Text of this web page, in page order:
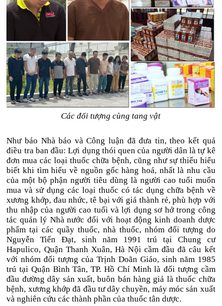
Các đối tượng cùng tang vật
Như báo Nhà báo và Công luận đã đưa tin, theo kết quả
điều tra ban đầu: Lợi dụng thói quen của người dân là tự kê
đơn mua các loại thuốc chữa bệnh, cũng như sự thiếu hiểu
biết khi tìm hiểu về nguồn gốc hàng hoá, nhất là nhu cầu
của một bộ phận người tiêu dùng là người cao tuổi muốn
mua và sử dụng các loại thuốc có tác dụng chữa bệnh về
xương khớp, đau nhức, tê bại với giá thành rẻ, phù hợp với
thu nhập của người cao tuổi và lợi dụng sơ hở trong công
tác quản lý Nhà nước đối với hoạt động kinh doanh dược
phẩm tại các quầy thuốc, nhà thuốc, nhóm đối tượng do
Nguyễn Tiến Đạt, sinh năm 1991 trú tại Chung cư
Hapulico, Quận Thanh Xuân, Hà Nội cầm đầu đã câu kết
với nhóm đối tượng của Trịnh Doãn Giáo, sinh năm 1985
trú tại Quận Bình Tân, TP. Hồ Chí Minh là đối tượng cầm
đầu đường dây sản xuất, buôn bán hàng giả là thuốc chữa
bệnh, xương khớp đã đầu tư dây chuyền, máy móc sản xuất
và nghiên cứu các thành phần của thuốc tân dược.